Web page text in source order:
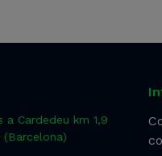
a Cardedeu km 1,9
(Barcelona)